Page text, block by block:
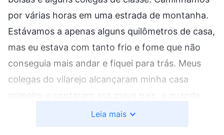
por várias horas em uma estrada de montanha.
Estávamos a apenas alguns quilômetros de casa,
mas eu estava com tanto frio e fome que não
conseguia mais andar e fiquei para trás. Meus
colegas do vilarejo alcançaram minha casa
primeiro e contaram aos meus pais, e quando
meu pai veio me buscar, ele me colocou nas
Leia mais